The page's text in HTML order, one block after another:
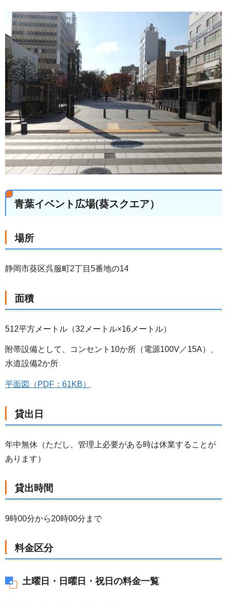
青葉イベント広場(葵スクエア）
場所
静岡市葵区呉服町2丁目5番地の14
面積
512平方メートル（32メートル×16メートル）
附帯設備として、コンセント10か所（電源100V／15A）、
水道設備2か所
平面図（PDF：61KB）
貸出日
年中無休（ただし、管理上必要がある時は休業することが
あります）
貸出時間
9時00分から20時00分まで
料金区分
土曜日・日曜日・祝日の料金一覧